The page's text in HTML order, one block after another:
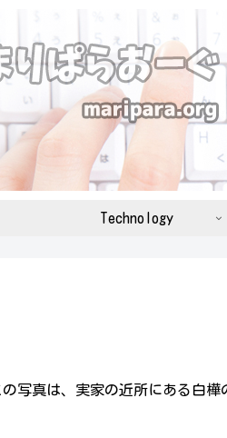
Technology
写真は、実家の近所にある白